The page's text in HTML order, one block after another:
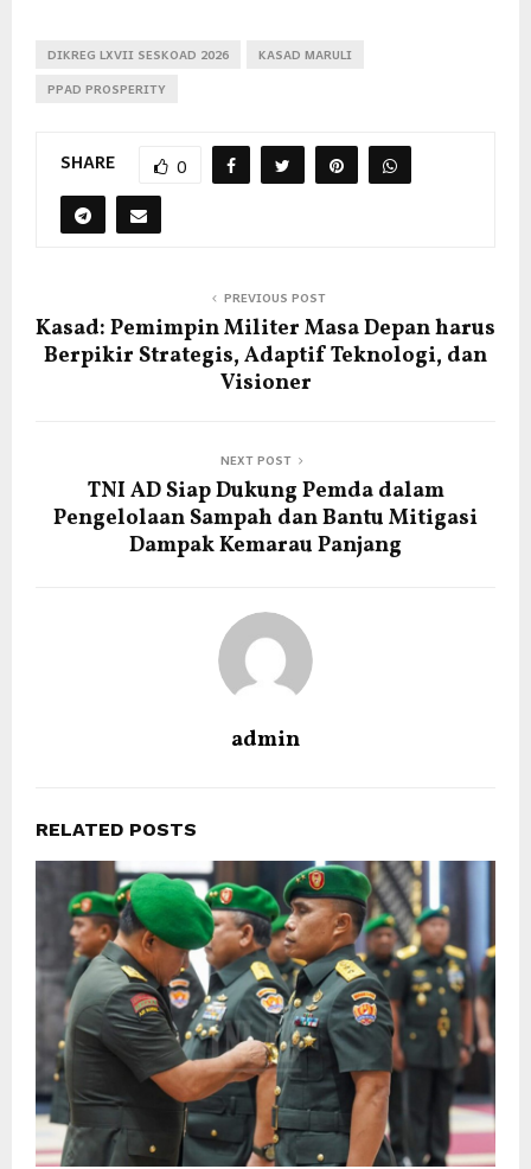
DIKREG LXVII SESKOAD 2026
KASAD MARULI
PPAD PROSPERITY
SHARE 0
PREVIOUS POST
Kasad: Pemimpin Militer Masa Depan harus
Berpikir Strategis, Adaptif Teknologi, dan
Visioner
NEXT POST
TNI AD Siap Dukung Pemda dalam
Pengelolaan Sampah dan Bantu Mitigasi
Dampak Kemarau Panjang
admin
RELATED POSTS